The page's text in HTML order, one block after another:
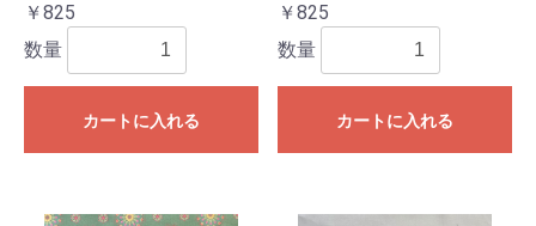
￥825
数量
カートに入れる
￥825
数量
カートに入れる